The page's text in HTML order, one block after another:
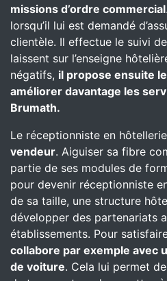
missions d’ordre commercial
lorsqu’il lui est demandé
clientèle. Il effectue le suivi
laissent sur l’enseigne
négatifs, il propose ensuite
améliorer davantage les
Brumath.
Le réceptionniste en
vendeur. Aiguiser sa fibre
partie de ses modules de
pour devenir réceptionniste
de sa taille, une structure
développer des partenariats
établissements. Pour
collabore par exemple avec
de voiture. Cela lui permet